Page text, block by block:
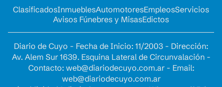
ClasificadosInmueblesAutomotoresEmpleosServicios
Avisos Fúnebres y MisasEdictos
Diario de Cuyo - Fecha de Inicio: 11/2003 - Dirección:
Av. Alem Sur 1639. Esquina Lateral de Circunvalación -
Contacto: web@diariodecuyo.com.ar- Email:
web@diariodecuyo.com.ar